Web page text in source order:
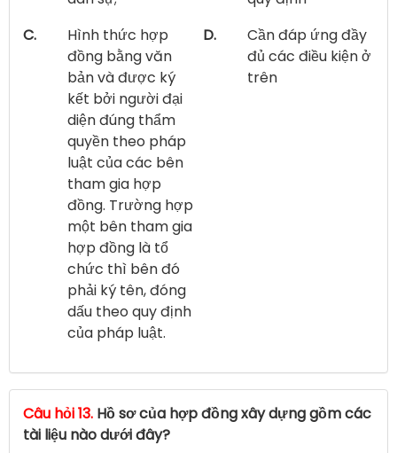
C.
Hình thức hợp
đồng bằng văn
bản và được ký
kết bởi người đại
diện đúng thẩm
quyền theo pháp
luật của các bên
tham gia hợp
đồng. Trường hợp
một bên tham gia
hợp đồng là tổ
chức thì bên đó
phải ký tên, đóng
dấu theo quy định
của pháp luật.
D.
Cần đáp ứng đầy
đủ các điều kiện ở
trên
Câu hỏi 13. Hồ sơ của hợp đồng xây dựng gồm các
tài liệu nào dưới đây?